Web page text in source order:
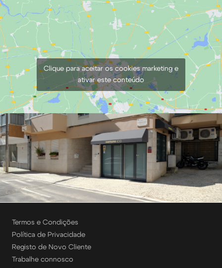
Clique para aceitar os cookies marketing e
ativar este conteúdo
Termos e Condições
Política de Privacidade
Registo de Novo Cliente
Trabalhe connosco